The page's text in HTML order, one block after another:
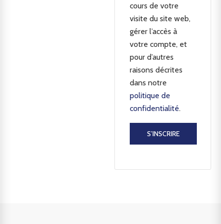
cours de votre
visite du site web,
gérer l’accès à
votre compte, et
pour d’autres
raisons décrites
dans notre
politique de
confidentialité.
S’INSCRIRE